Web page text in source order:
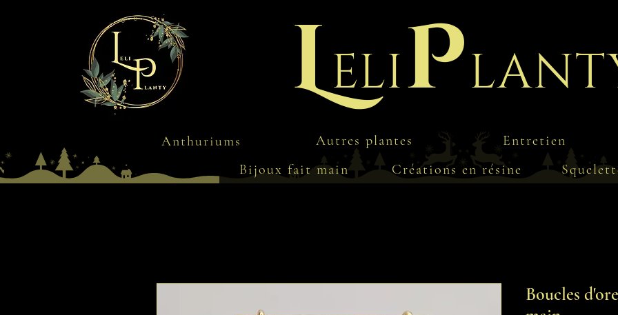
LeliP
Anthuriums
Bijoux fait main
Autres plantes Entretien
Créations en résine
Boucles